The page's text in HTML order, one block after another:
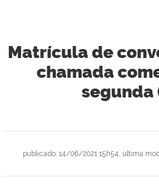
Matrícula de
chamada
segunda
publicado: 14/06/2021 15h54 última